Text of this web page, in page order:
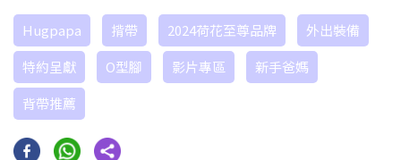
Hugpapa 揹帶 2024荷花至尊品牌
外出裝備
特約呈獻
O型腳 影片專區
新手爸媽
背帶推薦